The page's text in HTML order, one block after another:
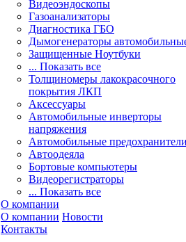
Видеоэндоскопы
Газоанализаторы
Диагностика ГБО
Дымогенераторы
Защищенные Ноутбуки
... Показать все
Толщиномеры лакокрасочного
покрытия ЛКП
Аксессуары
Автомобильные инверторы
напряжения
Автомобильные
Автоодеяла
Бортовые компьютеры
Видеорегистраторы
... Показать все
О компании
О компании Новости
Контакты